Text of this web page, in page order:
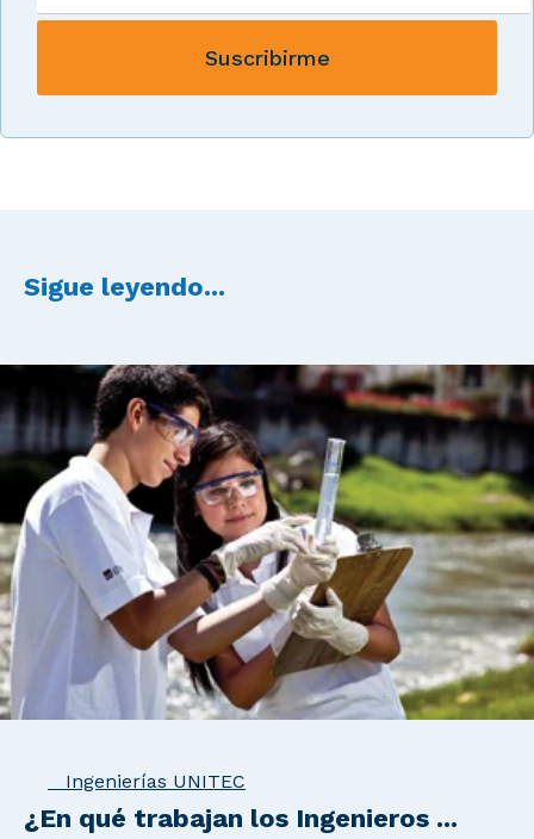
Sigue leyendo...
Ingenierías UNITEC
¿En qué trabajan los Ingenieros ...